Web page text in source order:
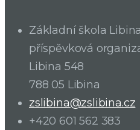
Základní škola
příspěvková
Libina 548
788 05 Libina
zslibina@zslibina.cz
+420 601 562 383